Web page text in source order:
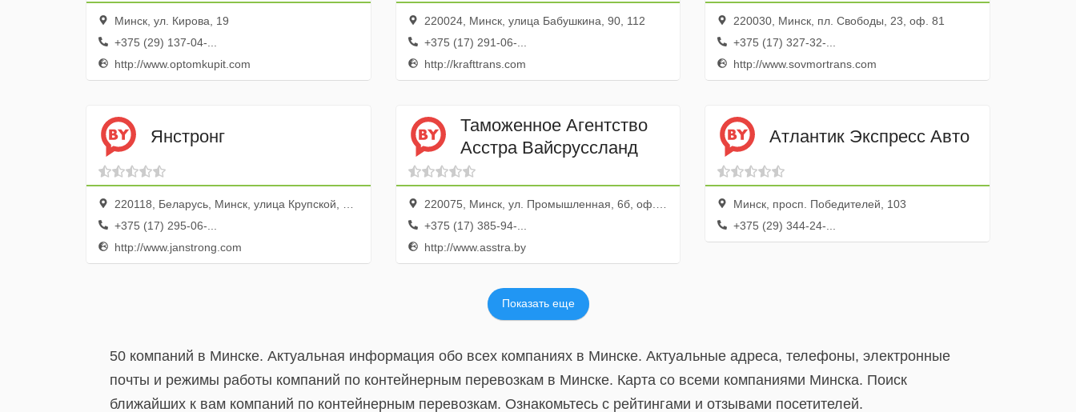
Минск, ул. Кирова, 19
+375 (29) 137-04-...
http://www.optomkupit.com
220024, Минск, улица Бабушкина, 90, 112
+375 (17) 291-06-...
http://krafttrans.com
220030, Минск, пл. Свободы, 23, оф. 81
+375 (17) 327-32-...
http://www.sovmortrans.com
Янстронг
220118, Беларусь, Минск, улица Крупской, 17, пом. 38, оф. 1
+375 (17) 295-06-...
http://www.janstrong.com
Таможенное Агентство
Асстра Вайсруссланд
220075, Минск, ул. Промышленная, 6б, оф. 12
+375 (17) 385-94-...
http://www.asstra.by
Атлантик Экспресс Авто
Минск, просп. Победителей, 103
+375 (29) 344-24-...
Показать еще
50 компаний в Минске. Актуальная информация обо всех компаниях в Минске. Актуальные адреса, телефоны, электронные
почты и режимы работы компаний по контейнерным перевозкам в Минске. Карта со всеми компаниями Минска. Поиск
ближайших к вам компаний по контейнерным перевозкам. Ознакомьтесь с рейтингами и отзывами посетителей.